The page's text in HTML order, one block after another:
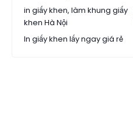
in giấy khen, làm khung giấy
khen Hà Nội
In giấy khen lấy ngay giá rẻ